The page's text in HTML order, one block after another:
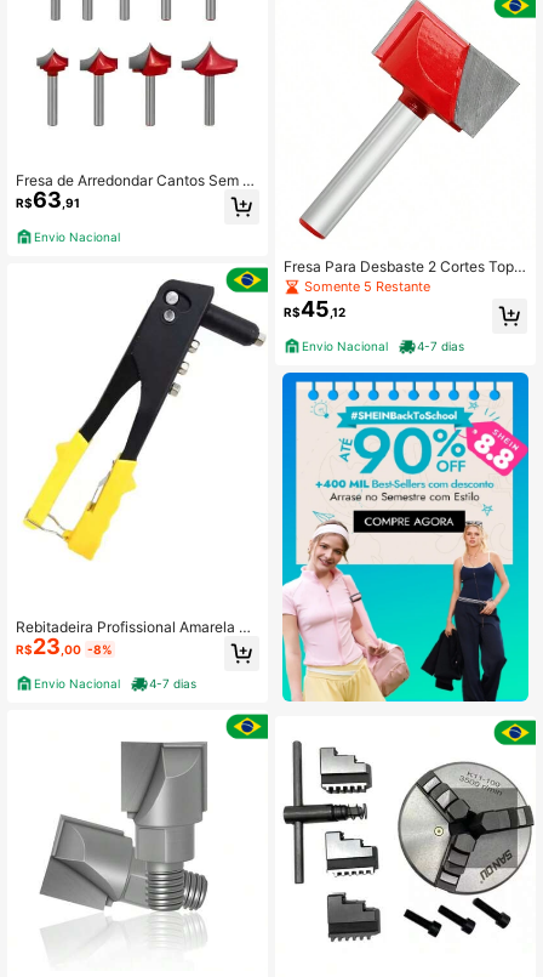
Fresa de Arredondar Cantos Sem R
olamento
R$63 ,91
Envio Nacional
Rebitadeira Profissional Amarela Re
sistende de Aço Manual Alicate Re
bitador
R$23 ,00 -8%
Envio Nacional 4-7 dias
Fresa Para Desbaste 2 Cortes Topo
Reto 25mm Haste 6mm Pro
Somente 5 Restante
R$45 ,12
Envio Nacional 4-7 dias